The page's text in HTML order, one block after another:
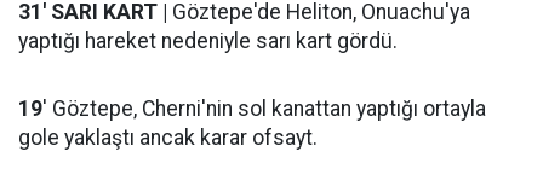
31' SARI KART |
Göztepe'de Heliton, Onuachu'ya
yaptığı hareket nedeniyle sarı kart gördü.
19' Göztepe, Cherni'nin sol kanattan yaptığı ortayla
gole yaklaştı ancak karar ofsayt.